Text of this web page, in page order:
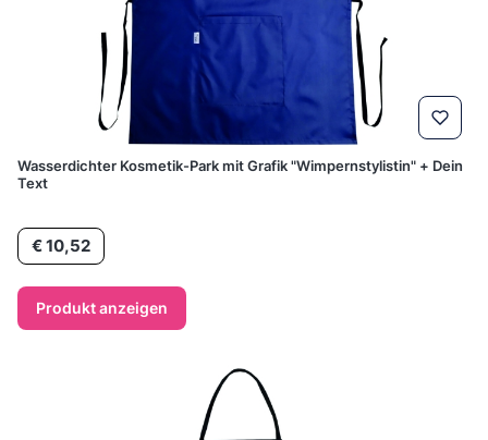
Wasserdichter Kosmetik-Park mit Grafik "Wimpernstylistin" + Dein
Text
Preis
€ 10,52
Produkt anzeigen